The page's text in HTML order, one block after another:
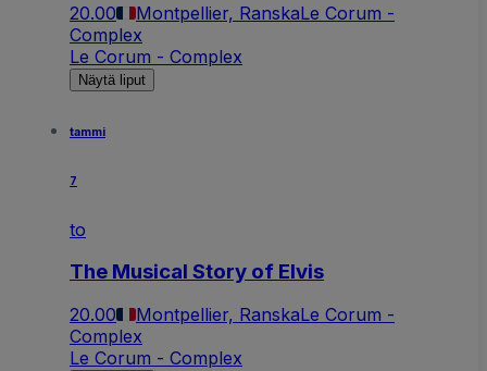
20.00 Montpellier, RanskaLe Corum -
Complex
Le Corum - Complex
Näytä liput
tammi
7
to
The Musical Story of Elvis
20.00 Montpellier, RanskaLe Corum -
Complex
Le Corum - Complex